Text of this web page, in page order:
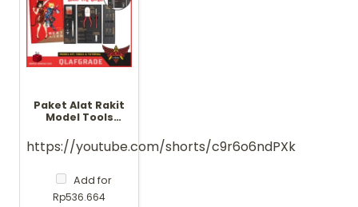
Paket Alat Rakit
Model Tools
mio - nipper
pinset cutter
pinset runner
https://youtube.com/shorts/c9r6o6ndPXk
Add for
Rp536.664